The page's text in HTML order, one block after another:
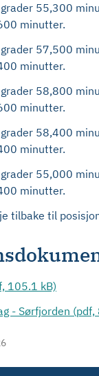
55,300
minutter.
57,500
minutter.
58,800
minutter.
58,400
minutter.
55,000
minutter.
tilbake til
105.1 kB)
- Sørfjorden (pdf,